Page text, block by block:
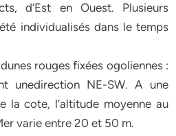
d’Est en Ouest. Plusieurs
individualisés dans le temps
rouges fixées ogoliennes :
unedirection NE-SW. A une
la cote, l’altitude moyenne au
varie entre 20 et 50 m.